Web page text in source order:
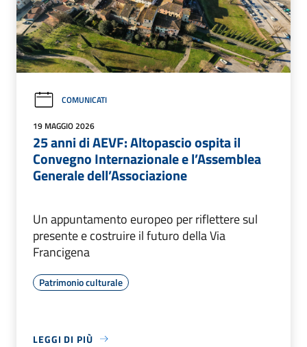
COMUNICATI
19 MAGGIO 2026
25 anni di AEVF: Altopascio ospita il
Convegno Internazionale e l’Assemblea
Generale dell’Associazione
Un appuntamento europeo per riflettere sul
presente e costruire il futuro della Via
Francigena
Patrimonio culturale
LEGGI DI PIÙ